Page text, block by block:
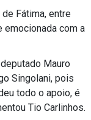
Fátima, entre
emocionada com a
Mauro
Singolani, pois
todo o apoio, é
Tio Carlinhos.